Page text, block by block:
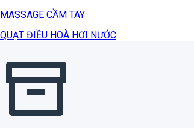
MASSAGE CẦM TAY
QUẠT ĐIỀU HOÀ HƠI NƯỚC